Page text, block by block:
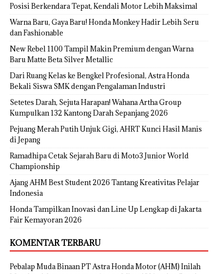
Posisi Berkendara Tepat, Kendali Motor Lebih Maksimal
Warna Baru, Gaya Baru! Honda Monkey Hadir Lebih Seru
dan Fashionable
New Rebel 1100 Tampil Makin Premium dengan Warna
Baru Matte Beta Silver Metallic
Dari Ruang Kelas ke Bengkel Profesional, Astra Honda
Bekali Siswa SMK dengan Pengalaman Industri
Setetes Darah, Sejuta Harapan! Wahana Artha Group
Kumpulkan 132 Kantong Darah Sepanjang 2026
Pejuang Merah Putih Unjuk Gigi, AHRT Kunci Hasil Manis
di Jepang
Ramadhipa Cetak Sejarah Baru di Moto3 Junior World
Championship
Ajang AHM Best Student 2026 Tantang Kreativitas Pelajar
Indonesia
Honda Tampilkan Inovasi dan Line Up Lengkap di Jakarta
Fair Kemayoran 2026
KOMENTAR TERBARU
Pebalap Muda Binaan PT Astra Honda Motor (AHM) Inilah